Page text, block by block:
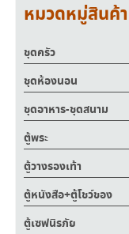
หมวดหมู่สินค้า
ชุดครัว
ชุดห้องนอน
ชุดอาหาร-ชุดสนาม
ตู้พระ
ตู้วางรองเท้า
ตู้หนังสือ+ตู้โชว์ของ
ตู้เซฟนิรภัย